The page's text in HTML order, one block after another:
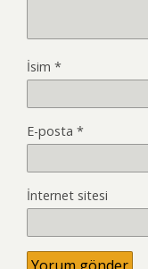
İsim *
E-posta *
İnternet sitesi